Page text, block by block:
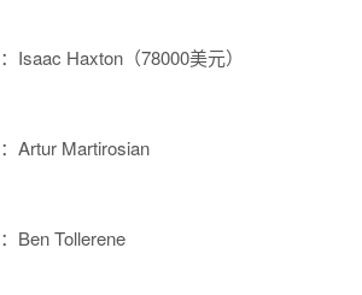
Isaac Haxton（78000美元）
Artur Martirosian
Ben Tollerene